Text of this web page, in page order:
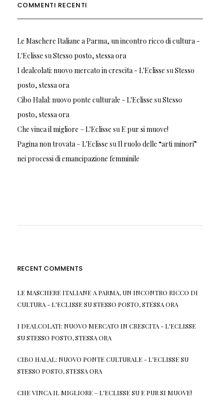
COMMENTI RECENTI
Le Maschere Italiane a Parma, un incontro ricco di cultura -
L'Eclisse suStesso posto, stessa ora
I dealcolati: nuovo mercato in crescita - L'Eclisse suStesso
posto, stessa ora
Cibo Halal: nuovo ponte culturale - L'Eclisse suStesso
posto, stessa ora
Che vinca il migliore – L'Eclisse suE pur si muove!
Pagina non trovata – L'Eclisse suIl ruolo delle “arti minori”
nei processi di emancipazione femminile
RECENT COMMENTS
LE MASCHERE ITALIANE A PARMA, UN INCONTRO RICCO DI
CULTURA - L'ECLISSESUSTESSO POSTO, STESSA ORA
I DEALCOLATI: NUOVO MERCATO IN CRESCITA - L'ECLISSE
SUSTESSO POSTO, STESSA ORA
CIBO HALAL: NUOVO PONTE CULTURALE - L'ECLISSESU
STESSO POSTO, STESSA ORA
CHE VINCA IL MIGLIORE – L'ECLISSESU E PUR SI MUOVE!